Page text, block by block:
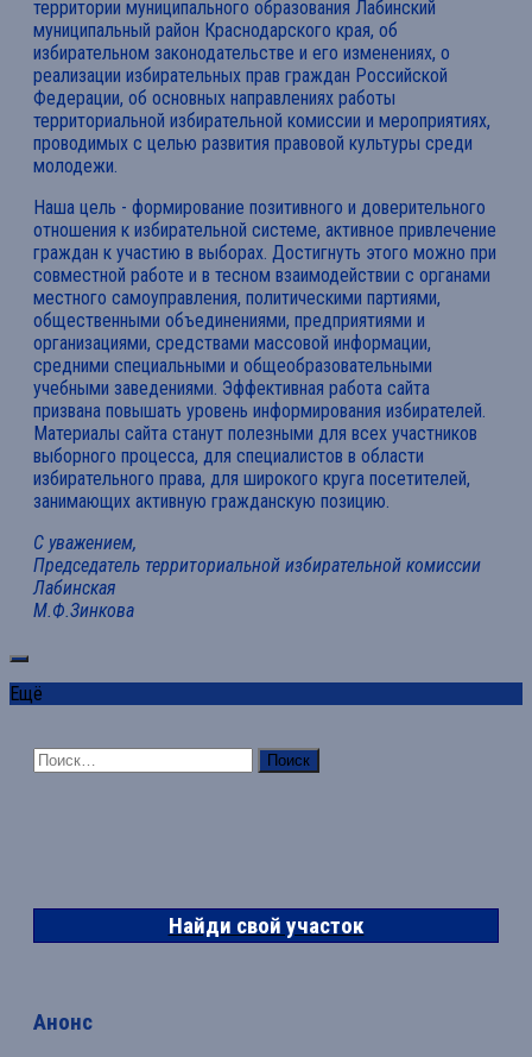
территории муниципального образования Лабинский
муниципальный район Краснодарского края, об
избирательном законодательстве и его изменениях, о
реализации избирательных прав граждан Российской
Федерации, об основных направлениях работы
территориальной избирательной комиссии и мероприятиях,
проводимых с целью развития правовой культуры среди
молодежи.
Наша цель - формирование позитивного и доверительного
отношения к избирательной системе, активное привлечение
граждан к участию в выборах. Достигнуть этого можно при
совместной работе и в тесном взаимодействии с органами
местного самоуправления, политическими партиями,
общественными объединениями, предприятиями и
организациями, средствами массовой информации,
средними специальными и общеобразовательными
учебными заведениями. Эффективная работа сайта
призвана повышать уровень информирования избирателей.
Материалы сайта станут полезными для всех участников
выборного процесса, для специалистов в области
избирательного права, для широкого круга посетителей,
занимающих активную гражданскую позицию.
С уважением,
Председатель территориальной избирательной комиссии
Лабинская
М.Ф.Зинкова
Ещё
Найти:
Найди свой участок
Анонс